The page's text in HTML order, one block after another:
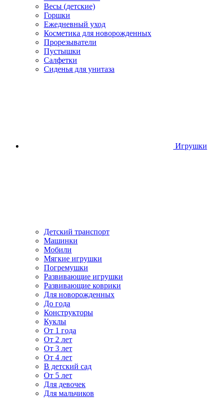
Весы (детские)
Горшки
Ежедневный уход
Косметика для новорожденных
Прорезыватели
Пустышки
Салфетки
Сиденья для унитаза
Игрушки
Детский транспорт
Машинки
Мобили
Мягкие игрушки
Погремушки
Развивающие игрушки
Развивающие коврики
Для новорожденных
До года
Конструкторы
Куклы
От 1 года
От 2 лет
От 3 лет
От 4 лет
В детский сад
От 5 лет
Для девочек
Для мальчиков